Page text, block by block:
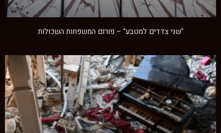
"שני צדדים למטבע" – פורום המשפחות השכולות